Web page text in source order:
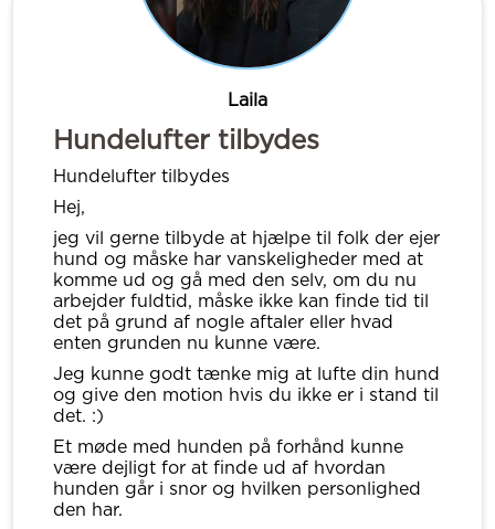
Laila
Hundelufter tilbydes
Hundelufter tilbydes
Hej,
jeg vil gerne tilbyde at hjælpe til folk der ejer
hund og måske har vanskeligheder med at
komme ud og gå med den selv, om du nu
arbejder fuldtid, måske ikke kan finde tid til
det på grund af nogle aftaler eller hvad
enten grunden nu kunne være.
Jeg kunne godt tænke mig at lufte din hund
og give den motion hvis du ikke er i stand til
det. :)
Et møde med hunden på forhånd kunne
være dejligt for at finde ud af hvordan
hunden går i snor og hvilken personlighed
den har.